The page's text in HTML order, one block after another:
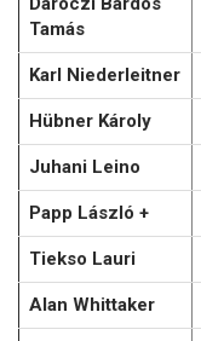
Tamás
Karl Niederleitner
Hübner Károly
Juhani Leino
Papp László +
Tiekso Lauri
Alan Whittaker